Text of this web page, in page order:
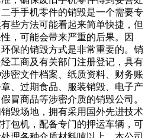
手手机零件的销毁是一个需要专
些方法可能看起来简单快捷，但
，可能会带来严重的后果。因
保的销毁方式是非常重要的。销
工商及有关部门注册登记，具有
密文件档案、纸质资料、财务账
、过期食品、服装销毁、电子产
冒商品等涉密介质的销毁公司。
毁场地，拥有采用国外先进技术
包机，配备专门的押运车辆，可